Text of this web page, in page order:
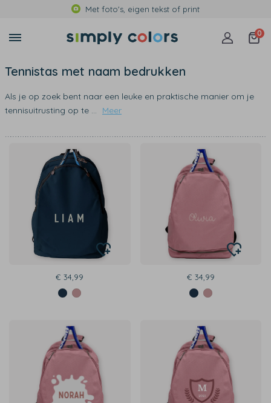
Met foto's, eigen tekst of print
0
Tennistas met naam bedrukken
Als je op zoek bent naar een leuke en praktische manier om je
tennisuitrusting op te ... Meer
€ 34,99 € 34,99